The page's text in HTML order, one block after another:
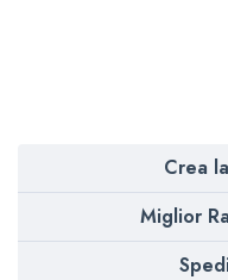
Crea
Miglior